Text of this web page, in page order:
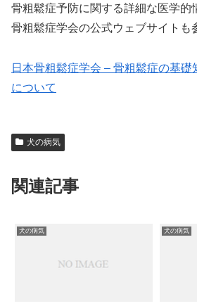
骨粗鬆症予防に関する詳細な医学的
骨粗鬆症学会の公式ウェブサイトも
日本骨粗鬆症学会 – 骨粗鬆症の基
について
犬の病気
関連記事
犬の病気 犬の病気